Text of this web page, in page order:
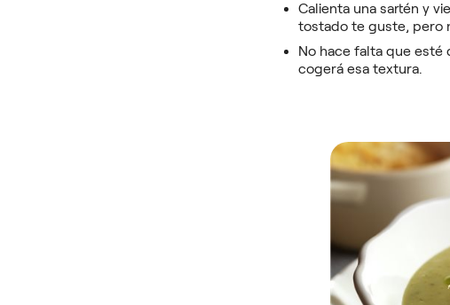
Calienta una sartén y
tostado te guste, pero
No hace falta que esté
cogerá esa textura.